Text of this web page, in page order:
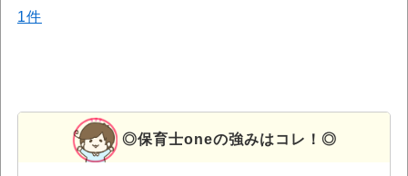
1件
◎保育士oneの強みはコレ！◎